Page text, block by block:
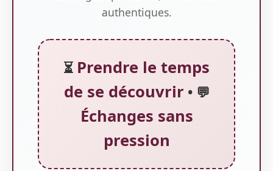
authentiques.
⏳ Prendre le temps
de se découvrir • 💬
Échanges sans
pression